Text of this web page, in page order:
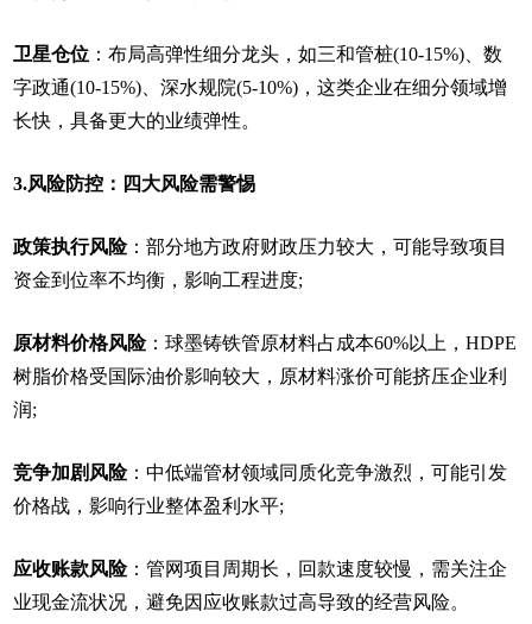
卫星仓位 ：布局高弹性细分龙头，如三和管桩(10-15%)、数
字政通(10-15%)、深水规院(5-10%)，这类企业在细分领域增
长快，具备更大的业绩弹性。
3.风险防控：四大风险需警惕
政策执行风险：部分地方政府财政压力较大，可能导致项目
资金到位率不均衡，影响工程进度;
原材料价格风险：球墨铸铁管原材料占成本60%以上，HDPE
树脂价格受国际油价影响较大，原材料涨价可能挤压企业利
润;
竞争加剧风险：中低端管材领域同质化竞争激烈，可能引发
价格战，影响行业整体盈利水平;
应收账款风险：管网项目周期长，回款速度较慢，需关注企
业现金流状况，避免因应收账款过高导致的经营风险。